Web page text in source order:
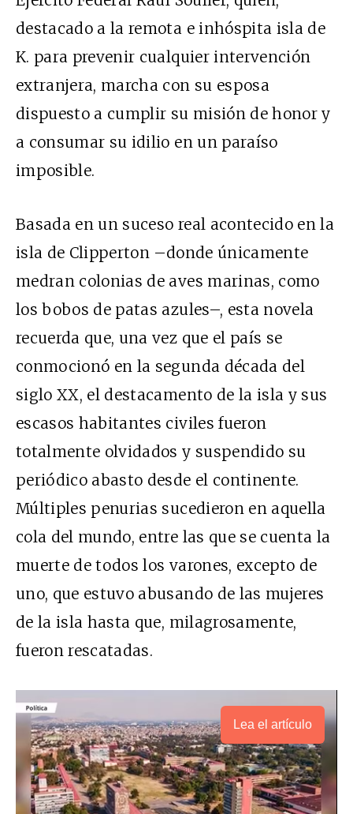
destacado a la remota e inhóspita isla de
K. para prevenir cualquier intervención
extranjera, marcha con su esposa
dispuesto a cumplir su misión de honor y
a consumar su idilio en un paraíso
imposible.
Basada en un suceso real acontecido en la
isla de Clipperton –donde únicamente
medran colonias de aves marinas, como
los bobos de patas azules–, esta novela
recuerda que, una vez que el país se
conmocionó en la segunda década del
siglo XX, el destacamento de la isla y sus
escasos habitantes civiles fueron
totalmente olvidados y suspendido su
periódico abasto desde el continente.
Múltiples penurias sucedieron en aquella
cola del mundo, entre las que se cuenta la
muerte de todos los varones, excepto de
uno, que estuvo abusando de las mujeres
de la isla hasta que, milagrosamente,
fueron rescatadas.
Lea el artículo